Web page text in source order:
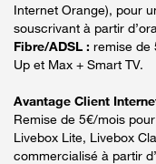
Internet Orange), pour
souscrivant à partir
Fibre/ADSL : remise de
Up et Max + Smart TV.
Avantage Client
Remise de 5€/mois
Livebox Lite, Livebox
commercialisé à partir